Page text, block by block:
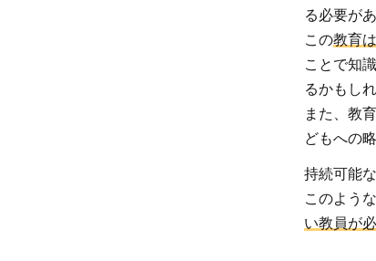
る必要が
この教育
ことで知
るかもし
また、教
どもへの
持続可能
このよう
い教員が